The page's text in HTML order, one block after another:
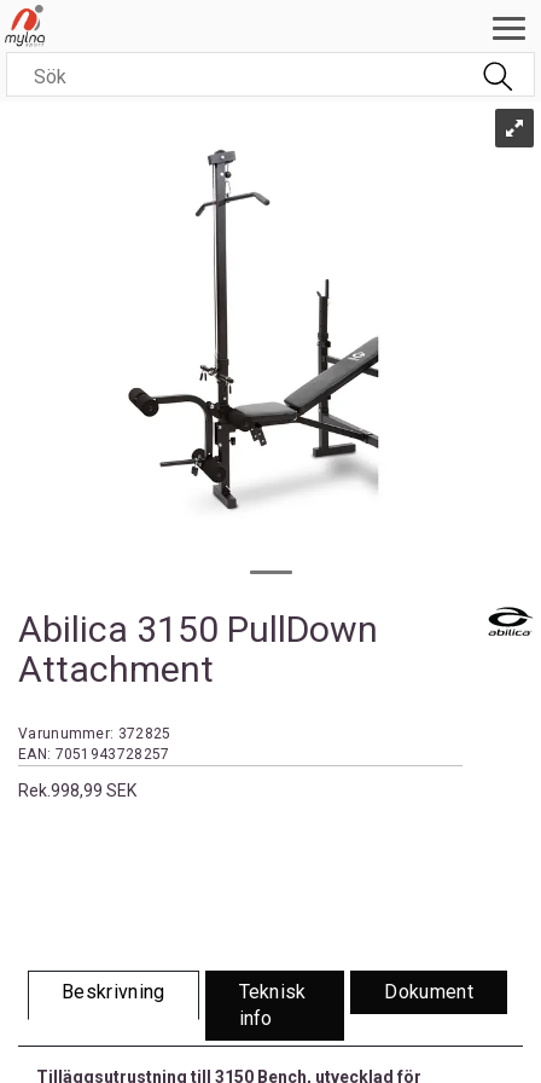
Abilica 3150 PullDown
Attachment
Varunummer: 372825
EAN: 7051943728257
Rek.998,99 SEK
Beskrivning
Teknisk
info
Dokument
Tilläggsutrustning till 3150 Bench, utvecklad för